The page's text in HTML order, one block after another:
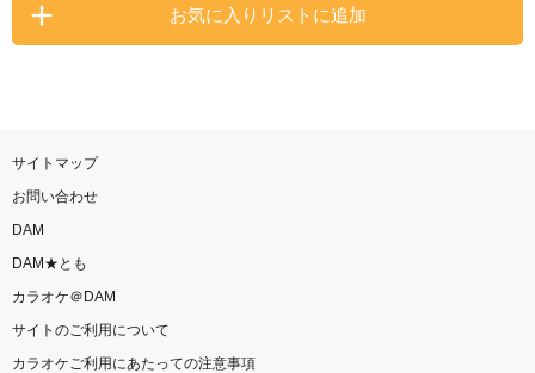
自宅でカラオケ歌い放題！
お気に入りリストに追加
サイトマップ
お問い合わせ
DAM
DAM★とも
カラオケ＠DAM
サイトのご利用について
カラオケご利用にあたっての注意事項